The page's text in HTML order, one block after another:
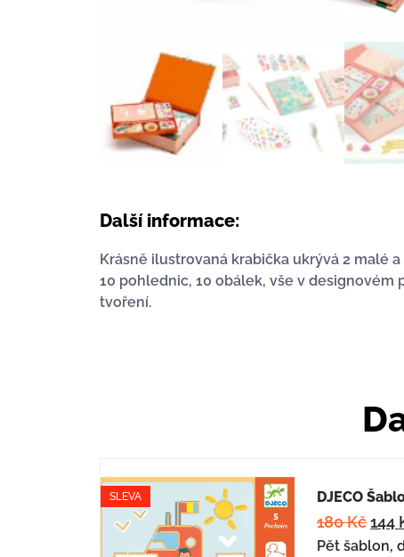
Další informace:
Krásně ilustrovaná krabička ukrývá 2 malé
10 pohlednic, 10 obálek, vše v designovém
tvoření.
SLEVA DJECO
180Kč144
Pět šablon,